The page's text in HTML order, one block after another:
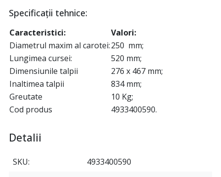
Specificații tehnice:
Caracteristici:
Valori:
Diametrul maxim al carotei:250 mm;
Lungimea cursei:
520 mm;
Dimensiunile talpii
276 x 467 mm;
Inaltimea talpii
834 mm;
Greutate
10 Kg;
Cod produs
4933400590.
Detalii
SKU
4933400590